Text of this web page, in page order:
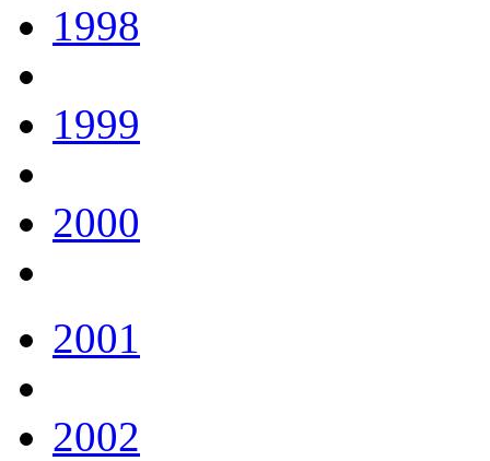
1998
1999
2000
2001
2002